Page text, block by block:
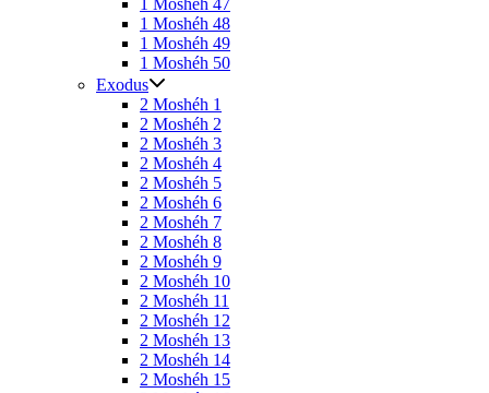
1 Moshéh 47
1 Moshéh 48
1 Moshéh 49
1 Moshéh 50
Exodus
2 Moshéh 1
2 Moshéh 2
2 Moshéh 3
2 Moshéh 4
2 Moshéh 5
2 Moshéh 6
2 Moshéh 7
2 Moshéh 8
2 Moshéh 9
2 Moshéh 10
2 Moshéh 11
2 Moshéh 12
2 Moshéh 13
2 Moshéh 14
2 Moshéh 15